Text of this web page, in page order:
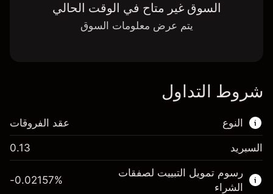
السوق غير متاح في الوقت الحالي
يتم عرض معلومات السوق
شروط التداول
النوع
هذا السوق المالي متاح للتداول من خلال عقود
الفروقات.
عقد الفروقات
السبريد 0.13
رسوم تمويل التبييت لصفقات
الشراء
-0.02157%